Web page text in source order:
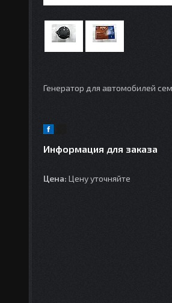
Генератор для автомобилей
Информация для заказа
Цена: Цену уточняйте